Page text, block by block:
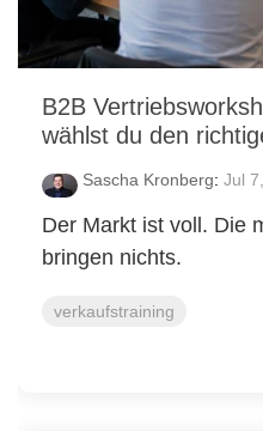
B2B
wählst du den
Sascha Kronberg: Jul
Der Markt ist voll. Die
bringen nichts.
verkaufstraining